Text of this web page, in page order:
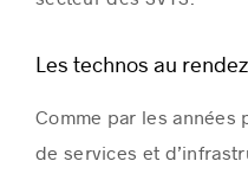
Les technos au
Comme par les années
de services et